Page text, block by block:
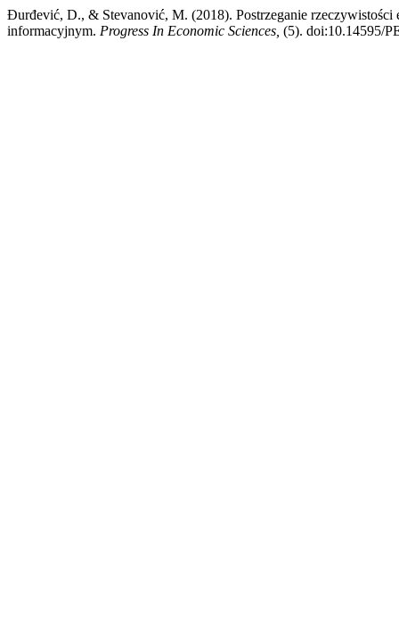
Đurđević, D., & Stevanović, M. (2018). Postrzeganie
informacyjnym. Progress In Economic Sciences, (5). doi:10.14595/